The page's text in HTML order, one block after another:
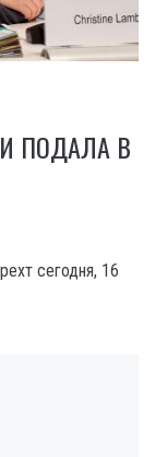
ПОДАЛА В
сегодня, 16